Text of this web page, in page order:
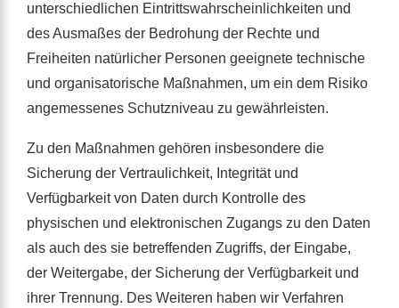
unterschiedlichen Eintrittswahrscheinlichkeiten und
des Ausmaßes der Bedrohung der Rechte und
Freiheiten natürlicher Personen geeignete technische
und organisatorische Maßnahmen, um ein dem Risiko
angemessenes Schutzniveau zu gewährleisten.
Zu den Maßnahmen gehören insbesondere die
Sicherung der Vertraulichkeit, Integrität und
Verfügbarkeit von Daten durch Kontrolle des
physischen und elektronischen Zugangs zu den Daten
als auch des sie betreffenden Zugriffs, der Eingabe,
der Weitergabe, der Sicherung der Verfügbarkeit und
ihrer Trennung. Des Weiteren haben wir Verfahren